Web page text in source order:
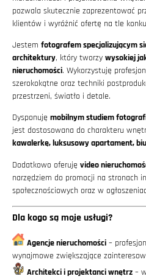
pozwala skutecznie zaprezentować
klientów i wyróżnić ofertę na tle
Jestem fotografem specjalizującym
architektury, który tworzy wysokiej
nieruchomości. Wykorzystuję
szerokokątne oraz techniki
przestrzeni, światło i detale.
Dysponuję mobilnym studiem
jest dostosowana do charakteru
kawalerkę, luksusowy apartament,
Dodatkowo oferuję video
narzędziem do promocji na stronach
społecznościowych oraz w
Dla kogo są moje usługi?
Agencje nieruchomości –
wynajmowe zwiększające
Architekci i projektanci wnętrz –